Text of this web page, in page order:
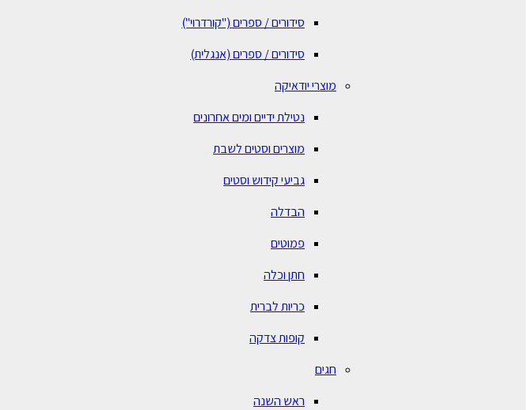
סידורים / ספרים ("קורדרוי")
סידורים / ספרים (אנגלית)
מוצרי יודאיקה
נטילת ידיים ומים אחרונים
מוצרים וסטים לשבת
גביעי קידוש וסטים
הבדלה
פמוטים
חתן וכלה
כריות לברית
קופות צדקה
חגים
ראש השנה